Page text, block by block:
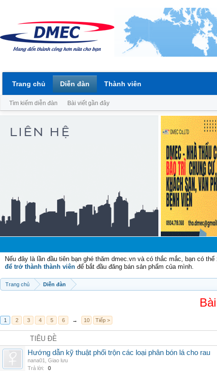
Nếu đây là lần đầu tiên bạn ghé thăm dmec.vn và có thắc mắc, bạn có
để trở thành thành viên để bắt đầu đăng bán sản phẩm của mình.
Trang chủ Diễn đàn
1 2 3 4 5 6 → 10 Tiếp >
TIÊU ĐỀ
Hướng dẫn kỹ thuật phối trộn các loại phân bón lá cho rau
nana01
Giao lưu
Trả lời:
0
Trang chủ Diễn đàn
Tìm kiếm diễn đàn Bài viết gần đây
Thành viên